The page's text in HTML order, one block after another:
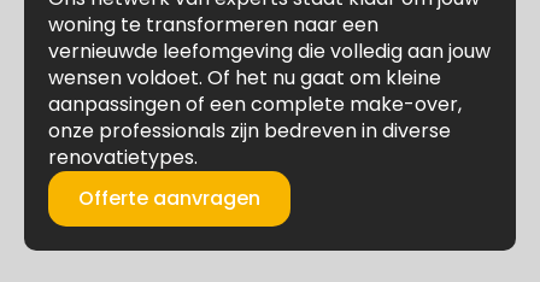
woning te transformeren naar een
vernieuwde leefomgeving die volledig aan jouw
wensen voldoet. Of het nu gaat om kleine
aanpassingen of een complete make-over,
onze professionals zijn bedreven in diverse
renovatietypes.
Offerte aanvragen